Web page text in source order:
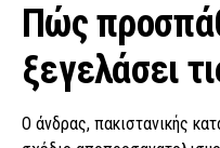
Πώς
ξεγελάσει
Ο άνδρας, πακιστανικής